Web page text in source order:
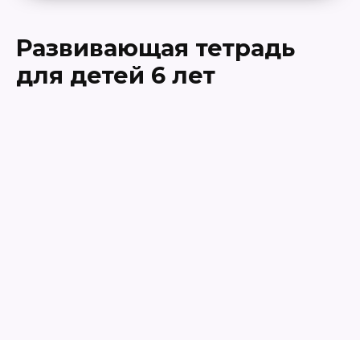
Развивающая тетрадь
для детей 6 лет